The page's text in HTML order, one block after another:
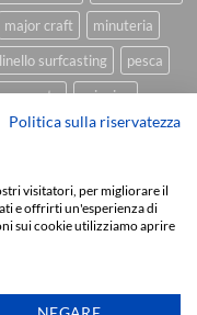
major craft
minuteria
surfcasting
pesca
spinning
trolling tubertini
Design
Delivery
CONTATTI
Politica sulla riservatezza
visitatori, per migliorare il
e offrirti un'esperienza di
sui cookie utilizziamo aprire